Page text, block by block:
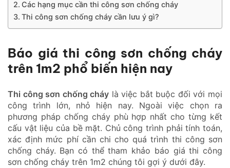
Các hạng mục cần thi công sơn chống cháy
Thi công sơn chống cháy cần lưu ý gì?
Báo giá thi công sơn chống cháy
trên 1m2 phổ biến hiện nay
Thi công sơn chống cháy là việc bắt buộc đối với mọi
công trình lớn, nhỏ hiện nay. Ngoài việc chọn ra
phương pháp chống cháy phù hợp nhất cho từng kết
cấu vật liệu của bề mặt. Chủ công trình phải tính toán,
xác định mức phí cần chi cho quá trình thi công sơn
chống cháy. Bạn có thể tham khảo báo giá thi công
sơn chống cháy trên 1m2 chúng tôi gợi ý dưới đây.